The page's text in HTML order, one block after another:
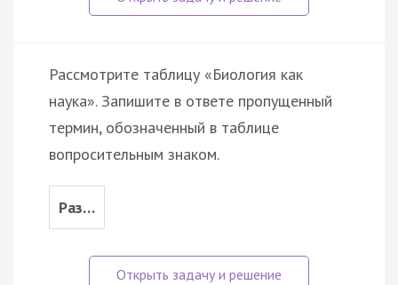
Рассмотрите таблицу «Биология как
наука». Запишите в ответе пропущенный
термин, обозначенный в таблице
вопросительным знаком.
Раз…